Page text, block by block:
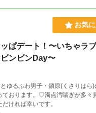
お気
ぱデート！〜いちゃラ
ンビンDay〜
ゆるふわ男子・鎖原(くさりはら
ております。♡濁点汚喘ぎが多々
ければ幸いです。